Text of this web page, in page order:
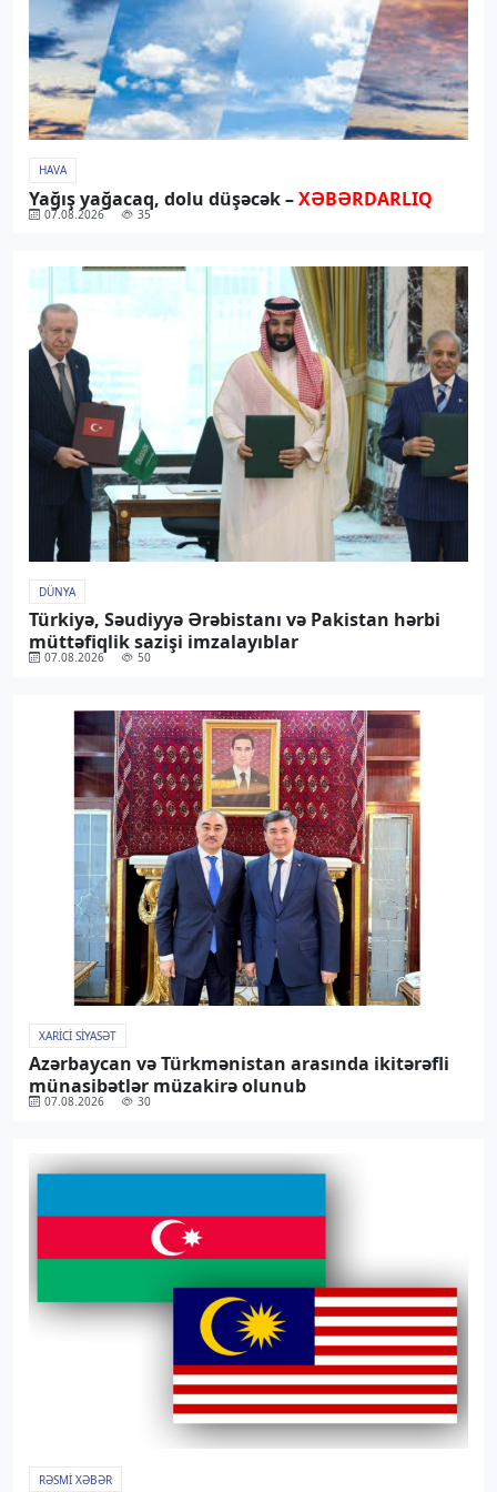
HAVA
Yağış yağacaq, dolu düşəcək –XƏBƏRDARLIQ
07.08.2026 35
DÜNYA
Türkiyə, Səudiyyə Ərəbistanı və Pakistan hərbi
müttəfiqlik sazişi imzalayıblar
07.08.2026 50
XARICI SIYASƏT
Azərbaycan və Türkmənistan arasında ikitərəfli
münasibətlər müzakirə olunub
07.08.2026 30
RƏSMI XƏBƏR